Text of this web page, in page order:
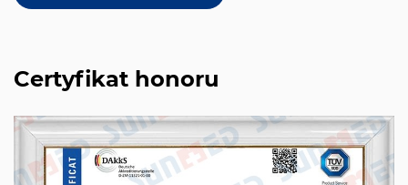
Certyfikat honoru